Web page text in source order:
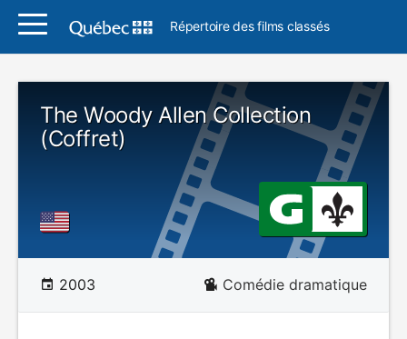
Répertoire des films classés
The Woody Allen Collection
(Coffret)
2003 Comédie dramatique